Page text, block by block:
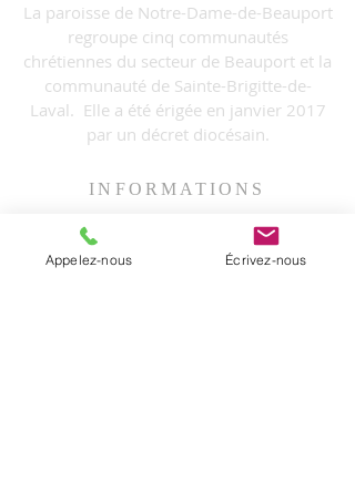
La paroisse de Notre-Dame-de-Beauport
regroupe cinq communautés
chrétiennes du secteur de Beauport et la
communauté de Sainte-Brigitte-de-
Laval. Elle a été érigée en janvier 2017
par un décret diocésain.
INFORMATIONS
C.
info@notredamedebeauport.com
Appelez-nous Écrivez-nous